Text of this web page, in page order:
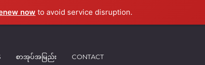
now to avoid service disruption.
စာအုပ်အမြည်း CONTACT